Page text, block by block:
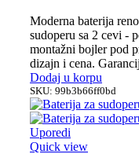
Moderna baterija
sudoperu sa 2 cevi -
montažni bojler pod
dizajn i cena.
Dodaj u korpu
SKU: 99b3b66ff0bd
Uporedi
Quick view